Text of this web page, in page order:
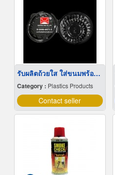
รับผลิตถ้วยใส ใส่ขนมพร้อมฝาปิด
Category : Plastics Products
Contact seller